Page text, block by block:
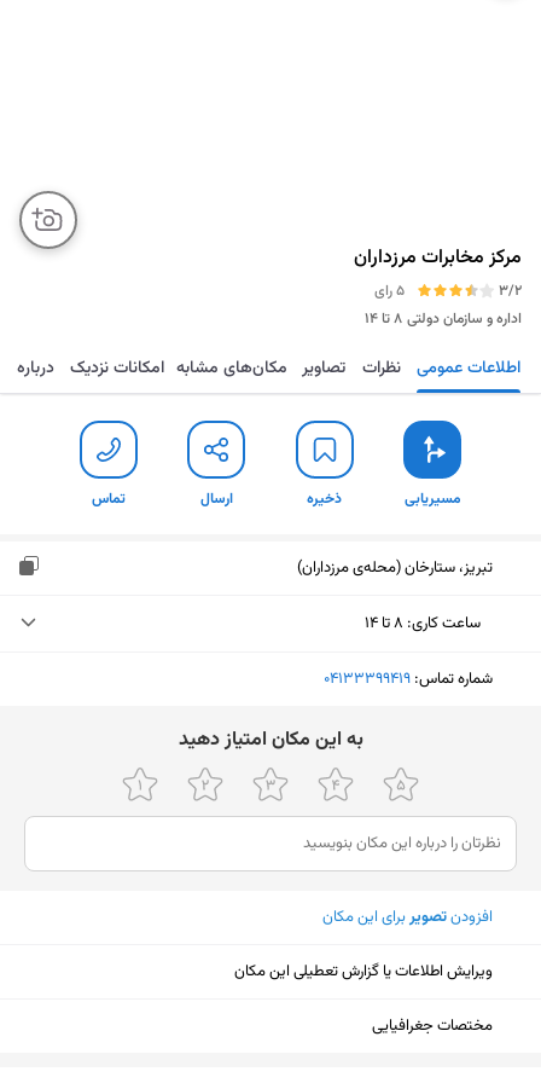
مرکز مخابرات مرزداران
3/2
5 رای
اداره و سازمان دولتی ۸ تا ۱۴
مسیریابی ذخیره ارسال تماس اطلاعات عمومی نظرات تصاویر مکان‌های مشابه امکانات نزدیک درباره
مسیریابی ذخیره ارسال تماس
تبریز، ستارخان (محله‌ی مرزداران)
ساعت کاری: ۸ تا ۱۴
یکشنبه (امروز)
چهارشنبه
۸ تا ۱۴
پنجشنبه
۸ تا ۱۴
جمعه
شنبه
شماره تماس: ‎04133399419
ﺑﻪ اﯾﻦ ﻣﮑﺎن اﻣﺘﯿﺎز دﻫﯿﺪ
افزودنتصویربرای این مکان
ویرایش اطلاعات یا گزارش تعطیلی این مکان
مختصات جغرافیایی